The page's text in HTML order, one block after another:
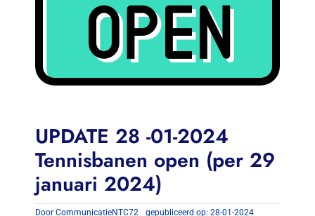
UPDATE 28 -01-2024
Tennisbanen open (per 29
januari 2024)
Door CommunicatieNTC72
gepubliceerd op: 28-01-2024